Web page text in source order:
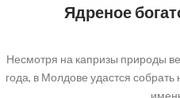
Ядреное
Несмотря на капризы природы
года, в Молдове удастся